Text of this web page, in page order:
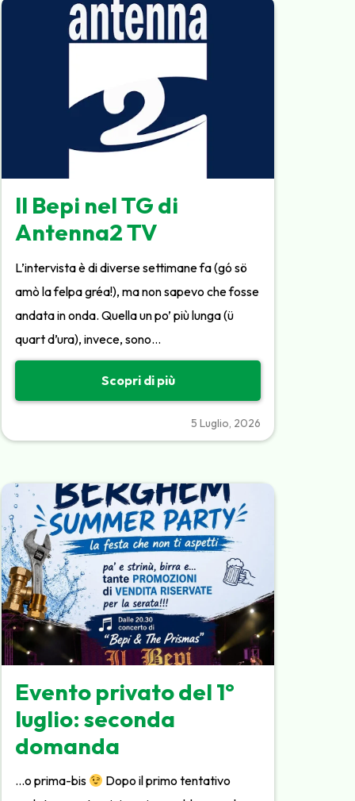
Il Bepi nel TG di
Antenna2 TV
L’intervista è di diverse settimane fa (gó sö
amò la felpa gréa!), ma non sapevo che fosse
andata in onda. Quella un po’ più lunga (ü
quart d’ura), invece, sono…
Scopri di più
5 Luglio, 2026
Evento privato del 1°
luglio: seconda
domanda
…o prima-bis
Dopo il primo tentativo